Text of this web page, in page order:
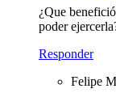
¿Que
poder
Responder
Felipe